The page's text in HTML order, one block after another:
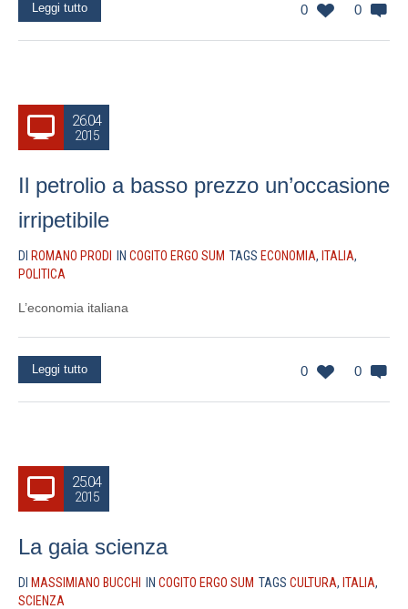
0 0
Leggi tutto
26.04
2015
Il petrolio a basso prezzo un’occasione
irripetibile
DI ROMANO PRODI IN COGITO ERGO SUM TAGS ECONOMIA, ITALIA,
POLITICA
L’economia italiana
0 0
Leggi tutto
25.04
2015
La gaia scienza
DI MASSIMIANO BUCCHI IN COGITO ERGO SUM TAGS CULTURA, ITALIA,
SCIENZA